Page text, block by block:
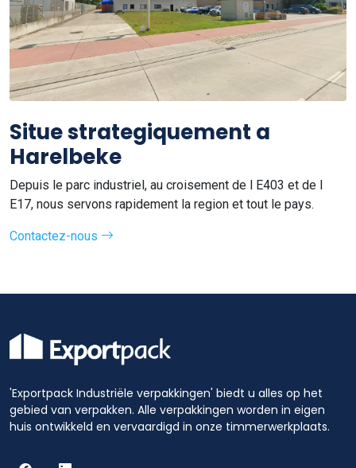
Situe strategiquement a
Harelbeke
Depuis le parc industriel, au croisement de l E403 et de l
E17, nous servons rapidement la region et tout le pays.
Contactez-nous
'Exportpack Industriële verpakkingen' biedt u alles op het
gebied van verpakken. Alle verpakkingen worden in eigen
huis ontwikkeld en vervaardigd in onze timmerwerkplaats.